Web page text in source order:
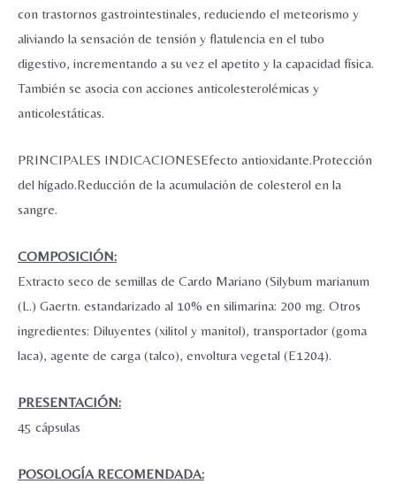
con trastornos gastrointestinales, reduciendo el meteorismo y
aliviando la sensación de tensión y flatulencia en el tubo
digestivo, incrementando a su vez el apetito y la capacidad física.
También se asocia con acciones anticolesterolémicas y
anticolestáticas.
PRINCIPALES INDICACIONESEfecto antioxidante.Protección
del hígado.Reducción de la acumulación de colesterol en la
sangre.
COMPOSICIÓN:
Extracto seco de semillas de Cardo Mariano (Silybum marianum
(L.) Gaertn. estandarizado al 10% en silimarina: 200 mg. Otros
ingredientes: Diluyentes (xilitol y manitol), transportador (goma
laca), agente de carga (talco), envoltura vegetal (E1204).
PRESENTACIÓN:
45 cápsulas
POSOLOGÍA RECOMENDADA: